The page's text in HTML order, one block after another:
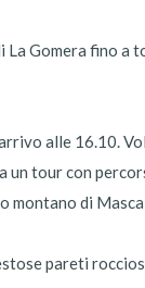
Gomera fino a
alle 16.10.
un tour con
di
pareti